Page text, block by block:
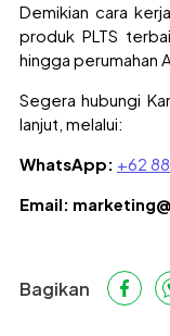
Demikian cara
produk PLTS
hingga perumahan
Segera hubungi
lanjut, melalui:
WhatsApp: +62
Email:
Bagikan